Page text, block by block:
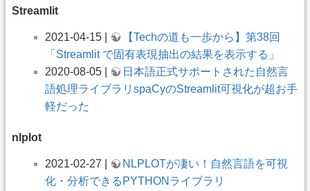
Streamlit
2021-04-15 |
【Techの道も一歩から】第38回
「Streamlit で固有表現抽出の結果を表示する」
2020-08-05 |
日本語正式サポートされた自然言
語処理ライブラリspaCyのStreamlit可視化が超お手
軽だった
nlplot
2021-02-27 |
NLPLOTが凄い！自然言語を可視
化・分析できるPYTHONライブラリ